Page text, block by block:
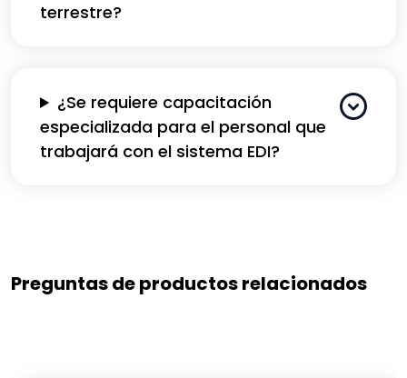
terrestre?
¿Se requiere capacitación
especializada para el personal que
trabajará con el sistema EDI?
Preguntas de productos relacionados